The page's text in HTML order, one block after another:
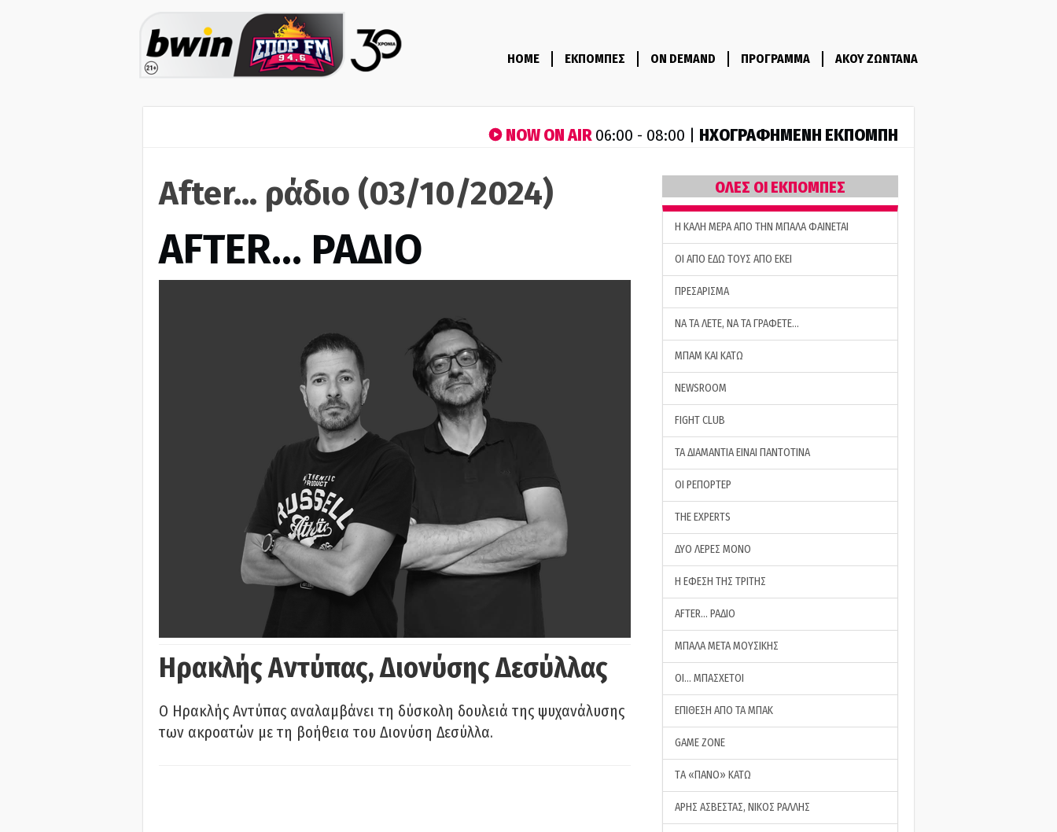
HOME ΕΚΠΟΜΠΕΣ ON DEMAND ΠΡΟΓΡΑΜΜΑ ΑΚΟΥ ΖΩΝΤΑΝΑ
NOW ON AIR06:00 - 08:00 | ΗΧΟΓΡΑΦΗΜΕΝΗ ΕΚΠΟΜΠΗ
After... ράδιο (03/10/2024)
AFTER… ΡΑΔΙΟ
Ηρακλής Αντύπας, Διονύσης Δεσύλλας
Ο Ηρακλής Αντύπας αναλαμβάνει τη δύσκολη δουλειά της ψυχανάλυσης
των ακροατών με τη βοήθεια του Διονύση Δεσύλλα.
ΟΛΕΣ ΟΙ ΕΚΠΟΜΠΕΣ
H ΚΑΛΗ ΜΕΡΑ ΑΠΟ ΤΗΝ ΜΠΑΛΑ ΦΑΙΝΕΤΑΙ
ΟΙ ΑΠΟ ΕΔΩ ΤΟΥΣ ΑΠΟ ΕΚΕΙ
ΠΡΕΣΑΡΙΣΜΑ
ΝΑ ΤΑ ΛΕΤΕ, ΝΑ ΤΑ ΓΡΑΦΕΤΕ…
ΜΠΑΜ ΚΑΙ ΚΑΤΩ
NEWSROOM
FIGHT CLUB
ΤΑ ΔΙΑΜΑΝΤΙΑ ΕΙΝΑΙ ΠΑΝΤΟΤΙΝΑ
ΟΙ ΡΕΠΟΡΤΕΡ
THE EXPERTS
ΔΥΟ ΛΕΡΕΣ ΜΟΝΟ
Η ΕΦΕΣΗ ΤΗΣ ΤΡΙΤΗΣ
AFTER… ΡΑΔΙΟ
ΜΠΑΛΑ ΜΕΤΑ ΜΟΥΣΙΚΗΣ
ΟΙ… ΜΠΑΣΧΕΤΟΙ
ΕΠΙΘΕΣΗ ΑΠΟ ΤΑ ΜΠΑΚ
GAME ZONE
ΤA «ΠΑΝΟ» ΚΑΤΩ
ΑΡΗΣ ΑΣΒΕΣΤΑΣ, ΝΙΚΟΣ ΡΑΛΛΗΣ